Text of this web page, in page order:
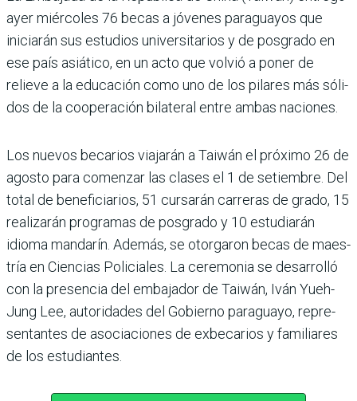
ayer miércoles 76 becas a jóvenes paraguayos que
iniciarán sus estudios universitarios y de posgrado en
ese país asiático, en un acto que volvió a poner de
relieve a la educación como uno de los pilares más sóli­
dos de la cooperación bilate­ral entre ambas naciones.
Los nuevos becarios viaja­rán a Taiwán el próximo 26 de
agosto para comenzar las clases el 1 de setiembre. Del
total de beneficiarios, 51 cursarán carreras de grado, 15
realizarán programas de posgrado y 10 estudiarán
idioma mandarín. Además, se otorgaron becas de maes­
tría en Ciencias Policiales. La ceremonia se desarrolló
con la presencia del embaja­dor de Taiwán, Iván Yueh-
Jung Lee, autoridades del Gobierno paraguayo, repre­
sentantes de asociaciones de exbecarios y familiares
de los estudiantes.